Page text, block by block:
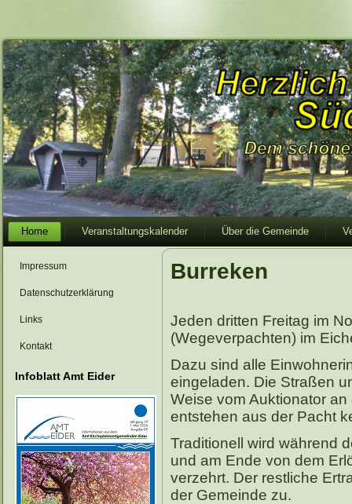
Home Veranstaltungskalender Über die Gemeinde
Impressum
Datenschutzerklärung
Links
Kontakt
Infoblatt Amt Eider
Burreken
Jeden dritten Freitag im
(Wegeverpachten) im
Dazu sind alle
eingeladen. Die Straßen
Weise vom Auktionator
entstehen aus der Pacht
Traditionell wird während
und am Ende von dem
verzehrt. Der restliche
der Gemeinde zu.